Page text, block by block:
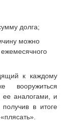
долга;
можно
к каждому
вооружиться
ее аналогами, и
в итоге